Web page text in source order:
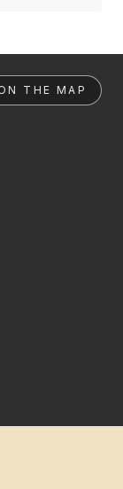
THE MAP